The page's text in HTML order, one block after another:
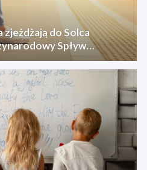
zjeżdżają do Solca
Spływ